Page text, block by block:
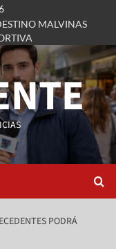
MALVINAS
PODRÁ